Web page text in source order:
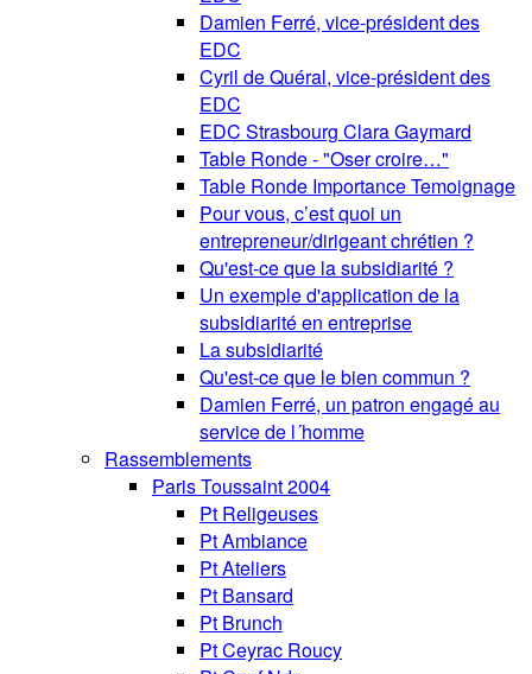
Damien Ferré, vice-président des
EDC
Cyril de Quéral, vice-président des
EDC
EDC Strasbourg Clara Gaymard
Table Ronde - "Oser croire…"
Table Ronde Importance Temoignage
Pour vous, c’est quoi un
entrepreneur/dirigeant chrétien ?
Qu'est-ce que la subsidiarité ?
Un exemple d'application de la
subsidiarité en entreprise
La subsidiarité
Qu'est-ce que le bien commun ?
Damien Ferré, un patron engagé au
service de l´homme
Rassemblements
Paris Toussaint 2004
Pt Religeuses
Pt Ambiance
Pt Ateliers
Pt Bansard
Pt Brunch
Pt Ceyrac Roucy